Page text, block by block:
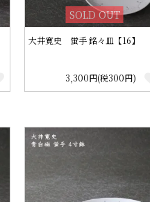
SOLD OUT
大井寛史 蛍手 銘々皿【16】
3,300円(税300円)